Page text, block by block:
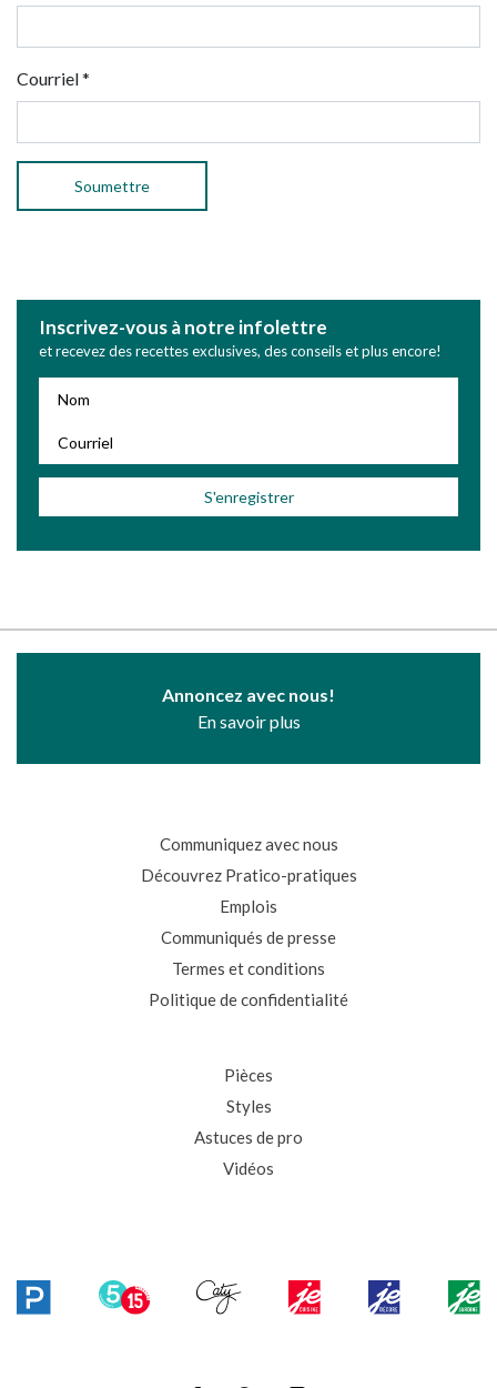
Courriel*
Inscrivez-vous à notre infolettre
et recevez des recettes exclusives, des conseils et plus encore!
Annoncez avec nous!
En savoir plus
Communiquez avec nous
Découvrez Pratico-pratiques
Emplois
Communiqués de presse
Termes et conditions
Politique de confidentialité
Pièces
Styles
Astuces de pro
Vidéos